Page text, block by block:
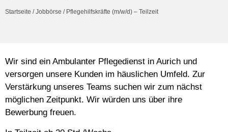
Startseite /Jobbörse / Pflegehilfskräfte (m/w/d) – Teilzeit
Wir sind ein Ambulanter Pflegedienst in Aurich und
versorgen unsere Kunden im häuslichen Umfeld. Zur
Verstärkung unseres Teams suchen wir zum nächst
möglichen Zeitpunkt. Wir würden uns über ihre
Bewerbung freuen.